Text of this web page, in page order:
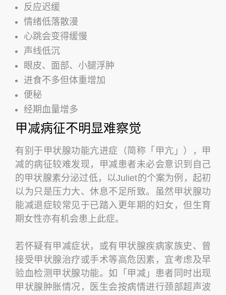
反应迟缓
情绪低落散漫
心跳会变得缓慢
声线低沉
眼皮、面部、小腿浮肿
进食不多但体重增加
便秘
经期血量增多
甲减病征不明显难察觉
有别于甲状腺功能亢进症（简称「甲亢」），甲
减的病征较难发现，甲减患者未必会意识到自己
的甲状腺素分泌过低，以Juliet的个案为例，起初
以为只是压力大、休息不足所致。虽然甲状腺功
能减退症较常见于已踏入更年期的妇女，但生育
期女性亦有机会患上此症。
若怀疑有甲减症状，或有甲状腺疾病家族史、曾
接受甲状腺治疗或手术等高危因素，宜考虑及早
验血检测甲状腺功能。如「甲减」患者同时出现
甲状腺肿胀情况，医生会按病情进行颈部超声波